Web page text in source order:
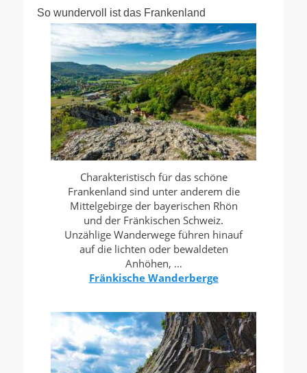
So wundervoll ist das Frankenland
Charakteristisch für das schöne
Frankenland sind unter anderem die
Mittelgebirge der bayerischen Rhön
und der Fränkischen Schweiz.
Unzählige Wanderwege führen hinauf
auf die lichten oder bewaldeten
Anhöhen, …
Fränkische Wanderberge